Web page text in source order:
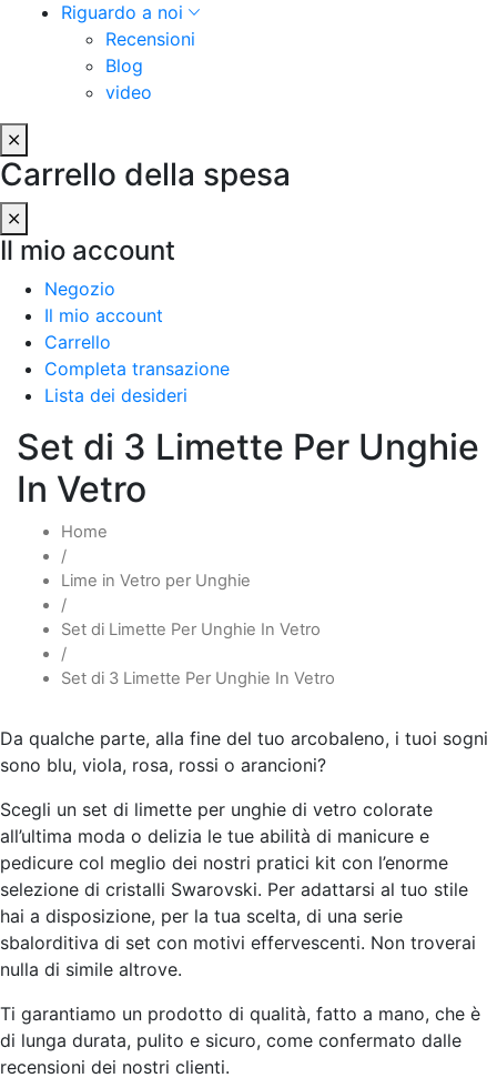
Riguardo a noi
Recensioni
Blog
video
Carrello della spesa
Il mio account
Negozio
Il mio account
Carrello
Completa transazione
Lista dei desideri
Set di 3 Limette Per Unghie
In Vetro
Home
/
Lime in Vetro per Unghie
/
Set di Limette Per Unghie In Vetro
/
Set di 3 Limette Per Unghie In Vetro
Da qualche parte, alla fine del tuo arcobaleno, i tuoi sogni
sono blu, viola, rosa, rossi o arancioni?
Scegli un set di limette per unghie di vetro colorate
all’ultima moda o delizia le tue abilità di manicure e
pedicure col meglio dei nostri pratici kit con l’enorme
selezione di cristalli Swarovski. Per adattarsi al tuo stile
hai a disposizione, per la tua scelta, di una serie
sbalorditiva di set con motivi effervescenti. Non troverai
nulla di simile altrove.
Ti garantiamo un prodotto di qualità, fatto a mano, che è
di lunga durata, pulito e sicuro, come confermato dalle
recensioni dei nostri clienti.